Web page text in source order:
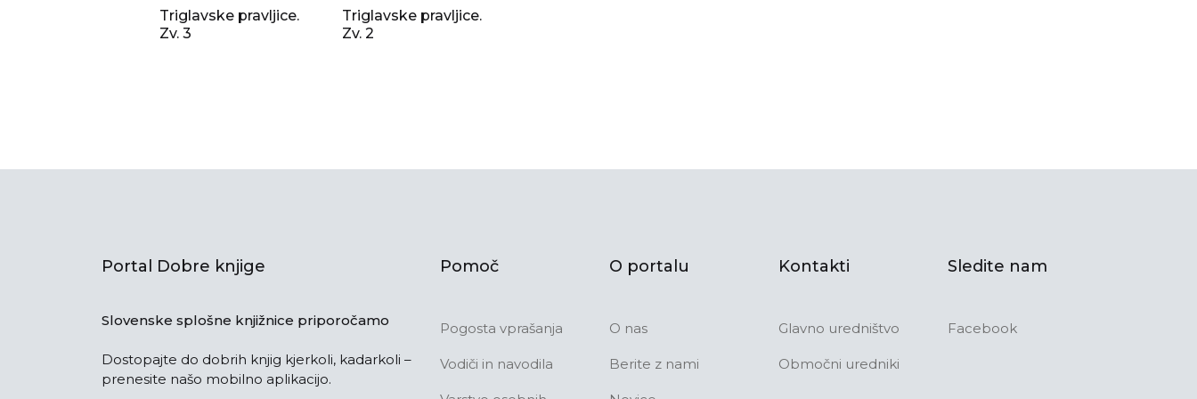
Triglavske pravljice.
Zv. 3
Triglavske pravljice.
Zv. 2
Portal Dobre knjige
Slovenske splošne knjižnice priporočamo
Dostopajte do dobrih knjig kjerkoli, kadarkoli –
prenesite našo mobilno aplikacijo.
Pomoč
Pogosta vprašanja
Vodiči in navodila
O portalu
O nas
Berite z nami
Kontakti
Glavno uredništvo
Območni uredniki
Sledite nam
Facebook